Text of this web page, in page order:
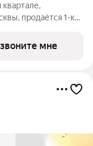
продаётся 1-к
корпус 1, в жилом
мне